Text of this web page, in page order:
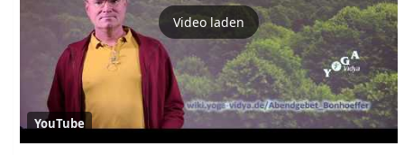
Video laden
YouTube